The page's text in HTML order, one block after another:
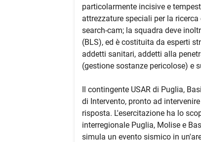
particolarmente incisive e
attrezzature speciali per la
search-cam; la squadra deve
(BLS), ed è costituita da esperti
addetti sanitari, addetti alla
(gestione sostanze pericolose) e
Il contingente USAR di Puglia,
di Intervento, pronto ad
risposta. L'esercitazione ha lo
interregionale Puglia, Molise e
simula un evento sismico in